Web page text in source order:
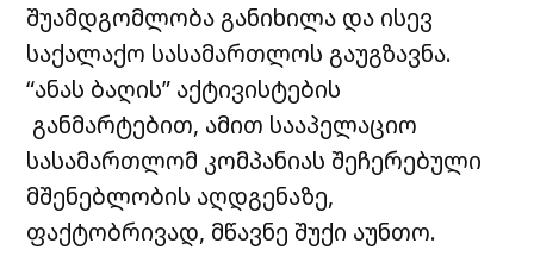
შუამდგომლობა განიხილა და ისევ
საქალაქო სასამართლოს გაუგზავნა.
“ანას ბაღის” აქტივისტების
განმარტებით, ამით სააპელაციო
სასამართლომ კომპანიას შეჩერებული
მშენებლობის აღდგენაზე,
ფაქტობრივად, მწავნე შუქი აუნთო.